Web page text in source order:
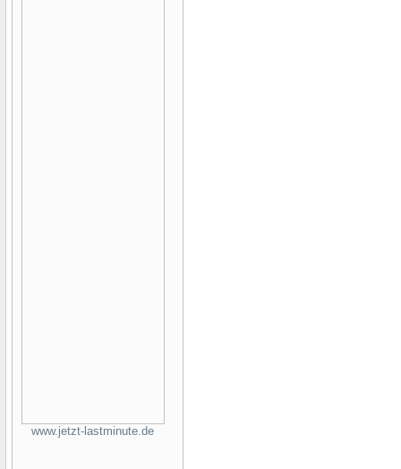
www.jetzt-lastminute.de